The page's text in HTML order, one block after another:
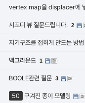
vertex map을 displacer에 넣
시포디 뷰 질문드립니다. 2
지기구조를 접히게 만드는 방법
백그라운드 1
BOOLE관련 질문 3
50 구겨진 종이 모델링